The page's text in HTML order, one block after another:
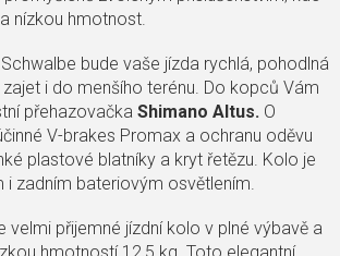
nízkou hmotnost.
bude vaše jízda rychlá, pohodlná
i do menšího terénu. Do kopců Vám
přehazovačka Shimano Altus. O
V-brakes Promax a ochranu oděvu
plastové blatníky a kryt řetězu. Kolo je
i zadním bateriovým osvětlením.
velmi přijemné jízdní kolo v plné výbavě a